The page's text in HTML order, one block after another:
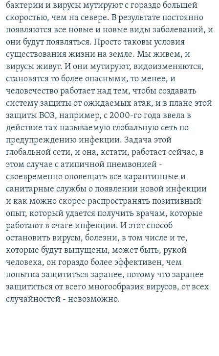
бактерии и вирусы мутируют с гораздо большей
скоростью, чем на севере. В результате постоянно
появляются все новые и новые виды заболеваний, и
они будут появляться. Просто таковы условия
существования жизни на земле. Мы живем, и
вирусы живут. И они мутируют, видоизменяются,
становятся то более опасными, то менее, и
человечество работает над тем, чтобы создавать
систему защиты от ожидаемых атак, и в плане этой
защиты ВОЗ, например, с 2000-го года ввела в
действие так называемую глобальную сеть по
предупреждению инфекции. Задача этой
глобальной сети, и она, кстати, работает сейчас, в
этом случае с атипичной пнемвонией -
своевременно оповещать все карантинные и
санитарные службы о появлении новой инфекции
и как можно скорее распространять позитивный
опыт, который удается получить врачам, которые
работают в очаге инфекции. И этот способ
остановить вирусы, болезни, в том числе и те,
которые будут выпущены, может быть, рукой
человека, он гораздо более эффективен, чем
попытка защититься заранее, потому что заранее
защититься от всего многообразия вирусов, от всех
случайностей - невозможно.